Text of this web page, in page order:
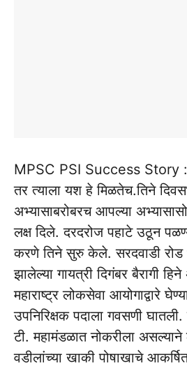
MPSC PSI Success Story
तर त्याला यश हे मिळतेच.तिने
अभ्यासाबरोबरच आपल्या
लक्ष दिले. दरदरोज पहाटे उठून
करणे तिने सुरु केले. सरदवाडी रोड
झालेल्या गायत्री दिगंबर बैरागी
महाराष्ट्र लोकसेवा आयोगाद्वारे
उपनिरिक्षक पदाला गवसणी
टी. महामंडळात नोकरीला
वडीलांच्या खाकी पोषाखाचे